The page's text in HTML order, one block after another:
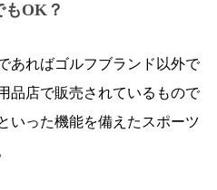
もOK？
あればゴルフブランド以外で
品店で販売されているもので
いった機能を備えたスポーツ